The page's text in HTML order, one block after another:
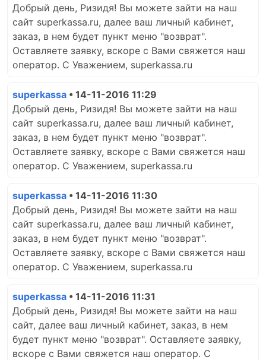
Добрый день, Ризидя! Вы можете зайти на наш
сайт superkassa.ru, далее ваш личный кабинет,
заказ, в нем будет пункт меню "возврат".
Оставляете заявку, вскоре с Вами свяжется наш
оператор. С Уважением, superkassa.ru
superkassa • 14-11-2016 11:29
Добрый день, Ризидя! Вы можете зайти на наш
сайт superkassa.ru, далее ваш личный кабинет,
заказ, в нем будет пункт меню "возврат".
Оставляете заявку, вскоре с Вами свяжется наш
оператор. С Уважением, superkassa.ru
superkassa • 14-11-2016 11:30
Добрый день, Ризидя! Вы можете зайти на наш
сайт superkassa.ru, далее ваш личный кабинет,
заказ, в нем будет пункт меню "возврат".
Оставляете заявку, вскоре с Вами свяжется наш
оператор. С Уважением, superkassa.ru
superkassa • 14-11-2016 11:31
Добрый день, Ризидя! Вы можете зайти на наш
сайт, далее ваш личный кабинет, заказ, в нем
будет пункт меню "возврат". Оставляете заявку,
вскоре с Вами свяжется наш оператор. С